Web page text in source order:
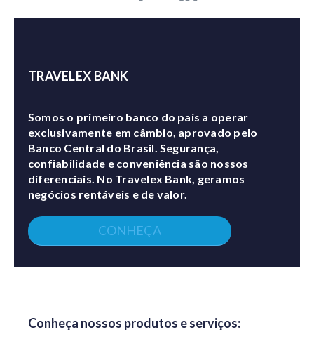
TRAVELEX BANK
Somos o primeiro banco do país a operar
exclusivamente em câmbio, aprovado pelo
Banco Central do Brasil. Segurança,
confiabilidade e conveniência são nossos
diferenciais. No Travelex Bank, geramos
negócios rentáveis e de valor.
CONHEÇA
Conheça nossos produtos e serviços: